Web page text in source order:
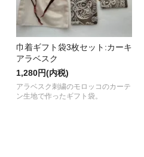
巾着ギフト袋3枚セット:カーキ
アラベスク
1,280円(内税)
アラベスク刺繍のモロッコのカーテ
ン生地で作ったギフト袋。